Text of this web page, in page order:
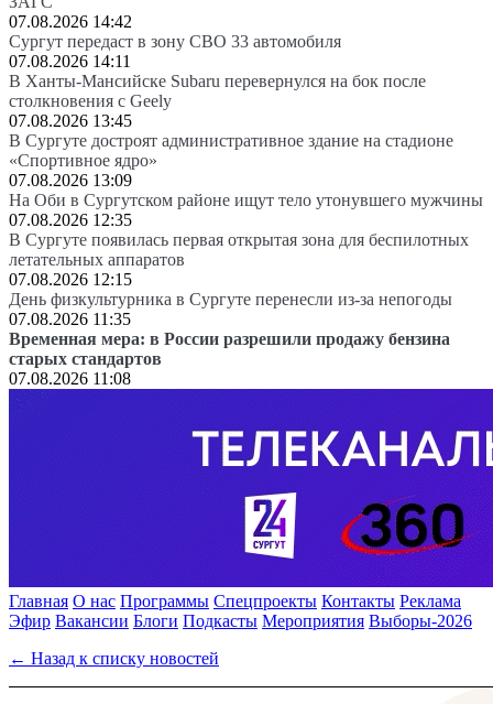
07.08.2026 14:42
Сургут передаст в зону СВО 33 автомобиля
07.08.2026 14:11
В Ханты-Мансийске Subaru перевернулся на бок после
столкновения с Geely
07.08.2026 13:45
В Сургуте достроят административное здание на стадионе
«Спортивное ядро»
07.08.2026 13:09
На Оби в Сургутском районе ищут тело утонувшего мужчины
07.08.2026 12:35
В Сургуте появилась первая открытая зона для беспилотных
летательных аппаратов
07.08.2026 12:15
День физкультурника в Сургуте перенесли из-за непогоды
07.08.2026 11:35
Временная мера: в России разрешили продажу бензина
старых стандартов
07.08.2026 11:08
Главная О нас Программы Спецпроекты Контакты Реклама
Эфир Вакансии Блоги Подкасты Мероприятия Выборы-2026
← Назад к списку новостей